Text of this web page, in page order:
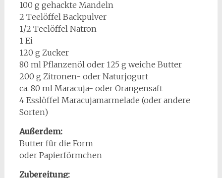
100 g gehackte Mandeln
2 Teelöffel Backpulver
1/2 Teelöffel Natron
1 Ei
120 g Zucker
80 ml Pflanzenöl oder 125 g weiche Butter
200 g Zitronen- oder Naturjogurt
ca. 80 ml Maracuja- oder Orangensaft
4 Esslöffel Maracujamarmelade (oder andere
Sorten)
Außerdem:
Butter für die Form
oder Papierförmchen
Zubereitung: